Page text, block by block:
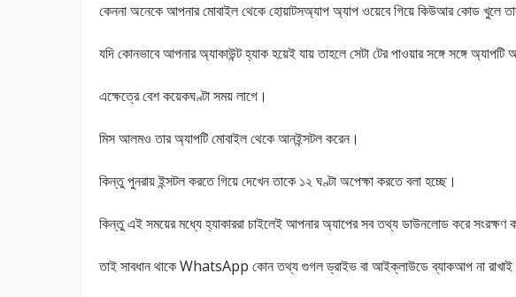
কেননা অনেকে আপনার মোবাইল থেকে হোয়াটসঅ্যাপ অ্যাপ ওয়েবে গিয়ে কিউআর কোড খুলে
যদি কোনভাবে আপনার অ্যাকাউন্ট হ্যাক হয়েই যায় তাহলে সেটা টের পাওয়ার সঙ্গে সঙ্গে
এক্ষেত্রে বেশ কয়েকঘণ্টা সময় লাগে।
মিস আলমও তার অ্যাপটি মোবাইল থেকে আনইন্সটল করেন।
কিন্তু পুনরায় ইন্সটল করতে গিয়ে দেখেন তাকে ১২ ঘণ্টা অপেক্ষা করতে বলা হচ্ছে।
কিন্তু এই সময়ের মধ্যে হ্যাকাররা চাইলেই আপনার অ্যাপের সব তথ্য ডাউনলোড করে সংরক্ষণ
তাই সাবধান থাকে WhatsApp কোন তথ্য গুগল ড্রাইভ বা আইক্লাউডে ব্যাকআপ না রাখাই